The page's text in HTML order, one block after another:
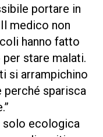
portare in
medico non
hanno fatto
stare malati.
si arrampichino
perché sparisca
solo ecologica